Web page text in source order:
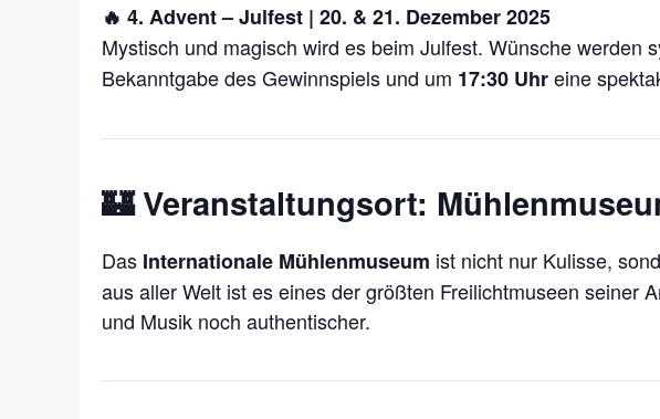
🔥 4. Advent – Julfest | 20. & 21. Dezember 2025
Mystisch und magisch wird es beim Julfest. Wünsche werden
Bekanntgabe des Gewinnspiels und um 17:30 Uhreine
🏰 Veranstaltungsort:
Das Internationale Mühlenmuseum ist nicht nur Kulisse,
aus aller Welt ist es eines der größten Freilichtmuseen seiner
und Musik noch authentischer.